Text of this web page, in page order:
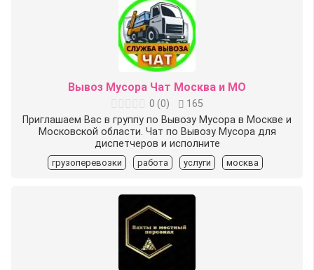
Вывоз Мусора Чат Москва и МО
0 (0)
165
Приглашаем Вас в группу по Вывозу Мусора в Москве и
Московской области. Чат по Вывозу Мусора для
диспетчеров и исполните
грузоперевозки работа услуги москва